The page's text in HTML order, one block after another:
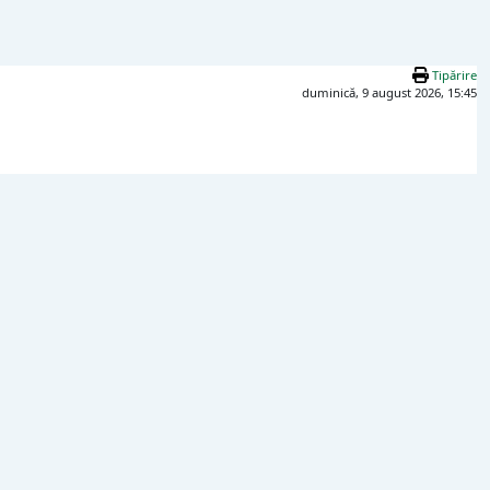
Tipărire
duminică, 9 august 2026, 15:45